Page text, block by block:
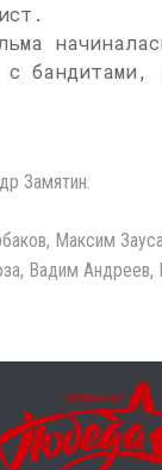
бандитами,
Замятин.
Максим
Вадим